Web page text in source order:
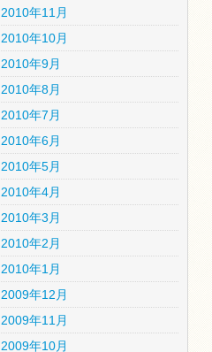
2010年11月
2010年10月
2010年9月
2010年8月
2010年7月
2010年6月
2010年5月
2010年4月
2010年3月
2010年2月
2010年1月
2009年12月
2009年11月
2009年10月